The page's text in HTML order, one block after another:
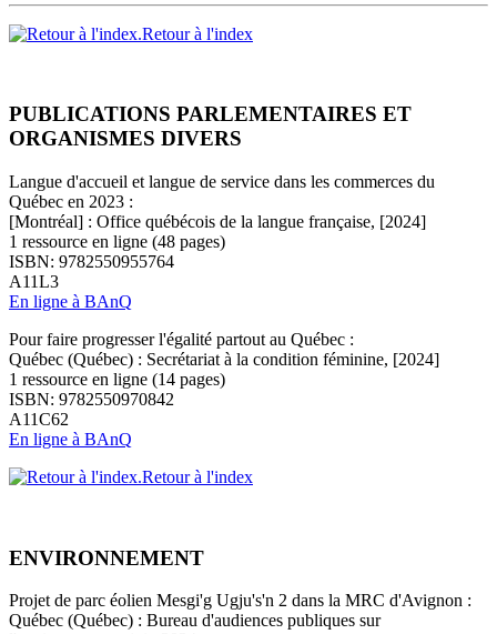
Retour à l'index
PUBLICATIONS PARLEMENTAIRES ET
ORGANISMES DIVERS
Langue d'accueil et langue de service dans les commerces du
Québec en 2023 :
[Montréal] : Office québécois de la langue française, [2024]
1 ressource en ligne (48 pages)
ISBN: 9782550955764
A11L3
En ligne à BAnQ
Pour faire progresser l'égalité partout au Québec :
Québec (Québec) : Secrétariat à la condition féminine, [2024]
1 ressource en ligne (14 pages)
ISBN: 9782550970842
A11C62
En ligne à BAnQ
Retour à l'index
ENVIRONNEMENT
Projet de parc éolien Mesgi'g Ugju's'n 2 dans la MRC d'Avignon :
Québec (Québec) : Bureau d'audiences publiques sur